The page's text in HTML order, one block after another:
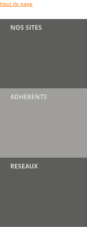
Haut de page
NOS SITES
ADHERENTS
RESEAUX